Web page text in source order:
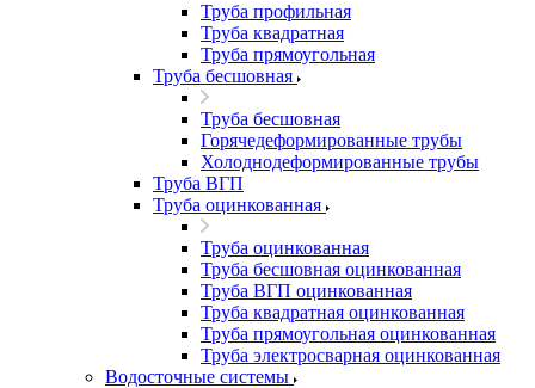
Труба профильная
Труба квадратная
Труба прямоугольная
Труба бесшовная
Труба бесшовная
Горячедеформированные трубы
Холоднодеформированные трубы
Труба ВГП
Труба оцинкованная
Труба оцинкованная
Труба бесшовная оцинкованная
Труба ВГП оцинкованная
Труба квадратная оцинкованная
Труба прямоугольная оцинкованная
Труба электросварная оцинкованная
Водосточные системы